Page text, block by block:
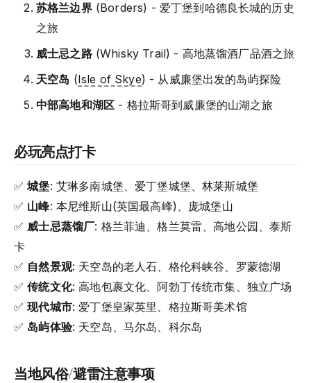
苏格兰边界(Borders) - 爱丁堡到哈德良长城的历史
之旅
威士忌之路(Whisky Trail) - 高地蒸馏酒厂品酒之旅
天空岛 (Isle of Skye) - 从威廉堡出发的岛屿探险
中部高地和湖区 - 格拉斯哥到威廉堡的山湖之旅
必玩亮点打卡
✅城堡: 艾琳多南城堡、爱丁堡城堡、林莱斯城堡
✅ 山峰: 本尼维斯山(英国最高峰)、庞城堡山
✅ 威士忌蒸馏厂: 格兰菲迪、格兰莫雷、高地公园、泰斯
卡
✅ 自然景观: 天空岛的老人石、格伦科峡谷、罗蒙德湖
✅传统文化: 高地包裹文化、阿勃丁传统市集、独立广场
✅现代城市: 爱丁堡皇家英里、格拉斯哥美术馆
✅ 岛屿体验: 天空岛、马尔岛、科尔岛
当地风俗/避雷注意事项